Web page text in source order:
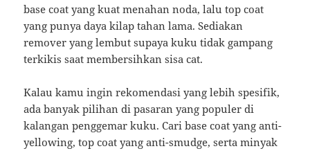
base coat yang kuat menahan noda, lalu top coat
yang punya daya kilap tahan lama. Sediakan
remover yang lembut supaya kuku tidak gampang
terkikis saat membersihkan sisa cat.
Kalau kamu ingin rekomendasi yang lebih spesifik,
ada banyak pilihan di pasaran yang populer di
kalangan penggemar kuku. Cari base coat yang anti-
yellowing, top coat yang anti-smudge, serta minyak